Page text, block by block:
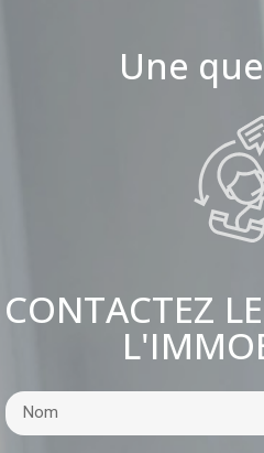
Une
CONTACTEZ